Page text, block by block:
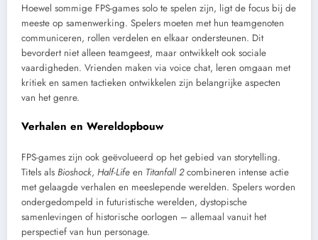
Hoewel sommige FPS-games solo te spelen zijn, ligt de focus bij de
meeste op samenwerking. Spelers moeten met hun teamgenoten
communiceren, rollen verdelen en elkaar ondersteunen. Dit
bevordert niet alleen teamgeest, maar ontwikkelt ook sociale
vaardigheden. Vrienden maken via voice chat, leren omgaan met
kritiek en samen tactieken ontwikkelen zijn belangrijke aspecten
van het genre.
Verhalen en Wereldopbouw
FPS-games zijn ook geëvolueerd op het gebied van storytelling.
Titels als Bioshock, Half-Life en Titanfall 2combineren intense actie
met gelaagde verhalen en meeslepende werelden. Spelers worden
ondergedompeld in futuristische werelden, dystopische
samenlevingen of historische oorlogen – allemaal vanuit het
perspectief van hun personage.